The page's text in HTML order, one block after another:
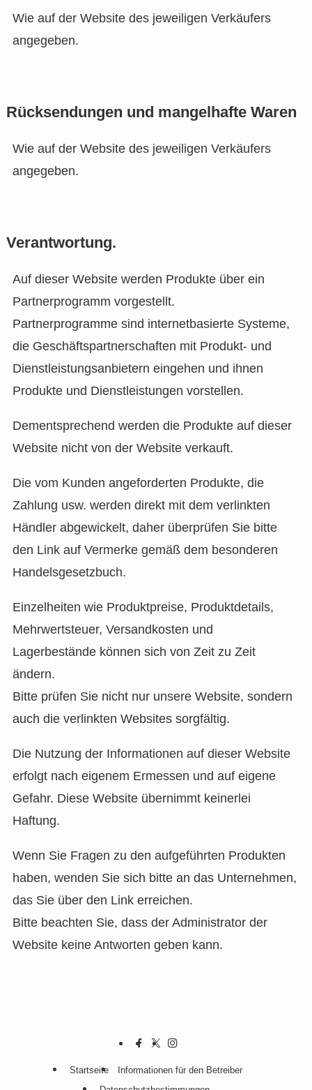
Wie auf der Website des jeweiligen Verkäufers
angegeben.
Rücksendungen und mangelhafte Waren
Wie auf der Website des jeweiligen Verkäufers
angegeben.
Verantwortung.
Auf dieser Website werden Produkte über ein
Partnerprogramm vorgestellt.
Partnerprogramme sind internetbasierte Systeme,
die Geschäftspartnerschaften mit Produkt- und
Dienstleistungsanbietern eingehen und ihnen
Produkte und Dienstleistungen vorstellen.
Dementsprechend werden die Produkte auf dieser
Website nicht von der Website verkauft.
Die vom Kunden angeforderten Produkte, die
Zahlung usw. werden direkt mit dem verlinkten
Händler abgewickelt, daher überprüfen Sie bitte
den Link auf Vermerke gemäß dem besonderen
Handelsgesetzbuch.
Einzelheiten wie Produktpreise, Produktdetails,
Mehrwertsteuer, Versandkosten und
Lagerbestände können sich von Zeit zu Zeit
ändern.
Bitte prüfen Sie nicht nur unsere Website, sondern
auch die verlinkten Websites sorgfältig.
Die Nutzung der Informationen auf dieser Website
erfolgt nach eigenem Ermessen und auf eigene
Gefahr. Diese Website übernimmt keinerlei
Haftung.
Wenn Sie Fragen zu den aufgeführten Produkten
haben, wenden Sie sich bitte an das Unternehmen,
das Sie über den Link erreichen.
Bitte beachten Sie, dass der Administrator der
Website keine Antworten geben kann.
Startseite
Informationen für den Betreiber